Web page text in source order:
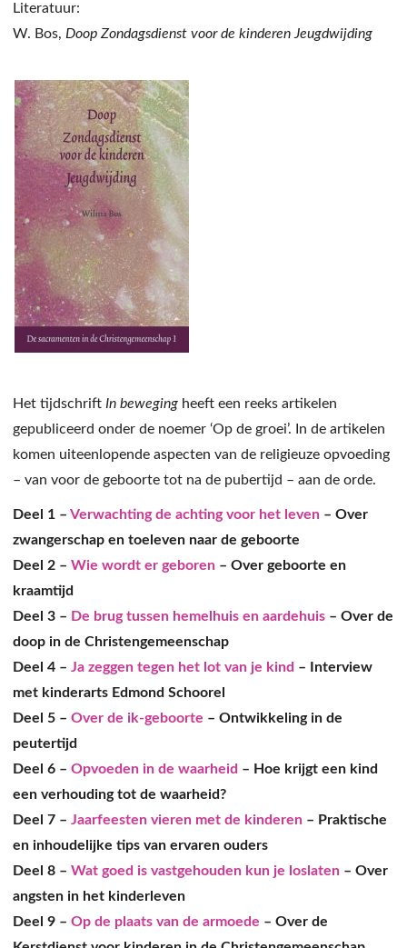
Literatuur:
W. Bos, Doop Zondagsdienst voor de kinderen Jeugdwijding
Het tijdschrift In beweging heeft een reeks artikelen
gepubliceerd onder de noemer ‘Op de groei’. In de artikelen
komen uiteenlopende aspecten van de religieuze opvoeding
– van voor de geboorte tot na de pubertijd – aan de orde.
Deel 1 –Verwachting de achting voor het leven – Over
zwangerschap en toeleven naar de geboorte
Deel 2 –Wie wordt er geboren – Over geboorte en
kraamtijd
Deel 3 – De brug tussen hemelhuis en aardehuis – Over de
doop in de Christengemeenschap
Deel 4 –Ja zeggen tegen het lot van je kind – Interview
met kinderarts Edmond Schoorel
Deel 5 –Over de ik-geboorte – Ontwikkeling in de
peutertijd
Deel 6 –Opvoeden in de waarheid – Hoe krijgt een kind
een verhouding tot de waarheid?
Deel 7 –Jaarfeesten vieren met de kinderen – Praktische
en inhoudelijke tips van ervaren ouders
Deel 8 –Wat goed is vastgehouden kun je loslaten – Over
angsten in het kinderleven
Deel 9 –Op de plaats van de armoede – Over de